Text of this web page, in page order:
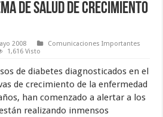
de salud de crecimiento
2008
Comunicaciones Importantes
1,616 Visto
de diabetes diagnosticados en el
de crecimiento de la enfermedad
han comenzado a alertar a los
realizando inmensos